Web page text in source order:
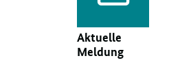
Aktuelle
Meldung